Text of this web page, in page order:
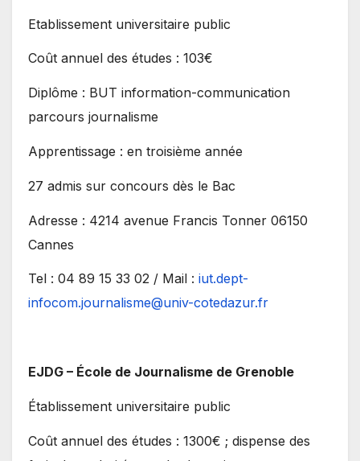
Etablissement universitaire public
Coût annuel des études : 103€
Diplôme : BUT information-communication
parcours journalisme
Apprentissage : en troisième année
27 admis sur concours dès le Bac
Adresse : 4214 avenue Francis Tonner 06150
Cannes
Tel : 04 89 15 33 02 / Mail : iut.dept-
infocom.journalisme@univ-cotedazur.fr
EJDG – École de Journalisme de Grenoble
Établissement universitaire public
Coût annuel des études : 1300€ ; dispense des